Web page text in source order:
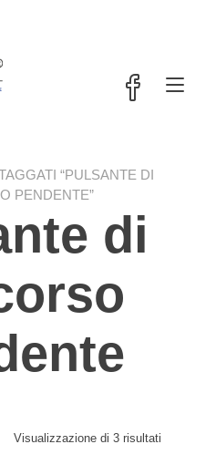
“PULSANTE DI
PENDENTE”
di
Visualizzazione di 3 risultati